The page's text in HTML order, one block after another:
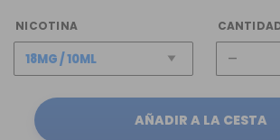
NICOTINA
-
AÑADIR A LA CESTA